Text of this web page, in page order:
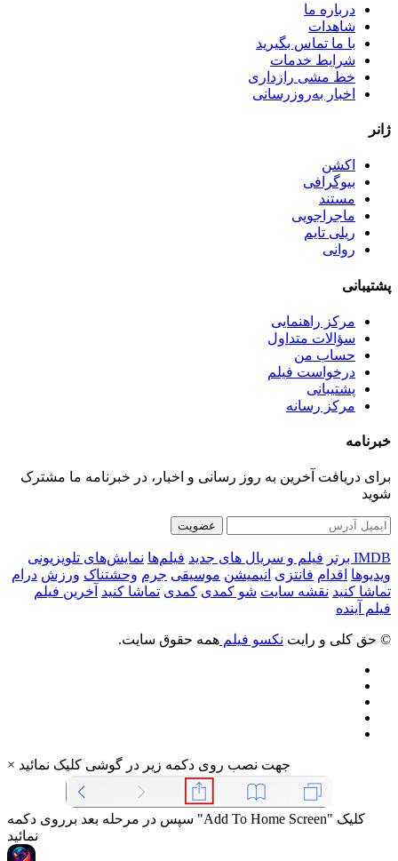
درباره ما
شاهدات
با ما تماس بگیرید
شرایط خدمات
خط مشی رازداری
اخبار به‌روزرسانی
ژانر
اکشن
بیوگرافی
مستند
ماجراجویی
ریلی تایم
روانی
پشتیبانی
مرکز راهنمایی
سؤالات متداول
حساب من
درخواست فیلم
پشتیبانی
مرکز رسانه
خبرنامه
برای دریافت آخرین به روز رسانی و اخبار، در خبرنامه ما مشترک
شوید
عضویت
IMDB برتر فیلم و سریال های جدید فیلم‌ها نمایش‌های تلویزیونی
ویدیوها اقدام فانتزی انیمیشن موسیقی جرم وحشتناک ورزش درام
تماشا کنید نقشه سایت شو کمدی کمدی تماشا کنید آخرین فیلم
فیلم آینده
© حق کلی و رایت نکسو فیلم همه حقوق سایت.
× جهت نصب روی دکمه زیر در گوشی کلیک نمائید
سپس در مرحله بعد برروی دکمه "Add To Home Screen" کلیک
نمائید